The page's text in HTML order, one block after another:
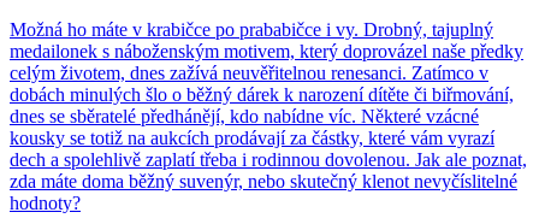
Možná ho máte v krabičce po prababičce i vy. Drobný, tajuplný
medailonek s náboženským motivem, který doprovázel naše předky
celým životem, dnes zažívá neuvěřitelnou renesanci. Zatímco v
dobách minulých šlo o běžný dárek k narození dítěte či biřmování,
dnes se sběratelé předhánějí, kdo nabídne víc. Některé vzácné
kousky se totiž na aukcích prodávají za částky, které vám vyrazí
dech a spolehlivě zaplatí třeba i rodinnou dovolenou. Jak ale poznat,
zda máte doma běžný suvenýr, nebo skutečný klenot nevyčíslitelné
hodnoty?